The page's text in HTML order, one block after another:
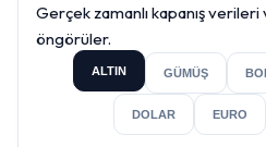
Gerçek zamanlı kapanış
öngörüler.
ALTIN GÜMÜŞ
DOLAR EURO